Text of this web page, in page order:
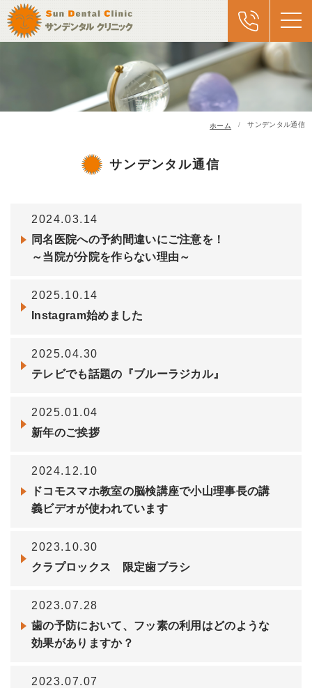
ホーム サンデンタル通信
サンデンタル通信
2024.03.14
同名医院への予約間違いにご注意を！
～当院が分院を作らない理由～
2025.10.14
Instagram始めました
2025.04.30
テレビでも話題の『ブルーラジカル』
2025.01.04
新年のご挨拶
2024.12.10
ドコモスマホ教室の脳検講座で小山理事長の講
義ビデオが使われています
2023.10.30
クラプロックス 限定歯ブラシ
2023.07.28
歯の予防において、フッ素の利用はどのような
効果がありますか？
2023.07.07